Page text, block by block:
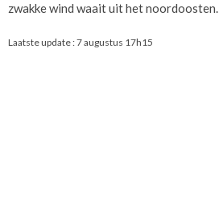
zwakke wind waait uit het noordoosten.
Laatste update :7 augustus 17h15